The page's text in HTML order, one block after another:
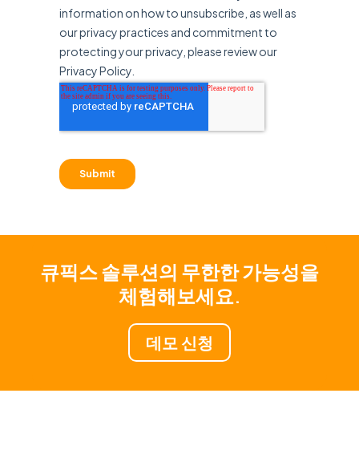
큐픽스 솔루션의 무한한 가능성을
체험해보세요.
데모 신청